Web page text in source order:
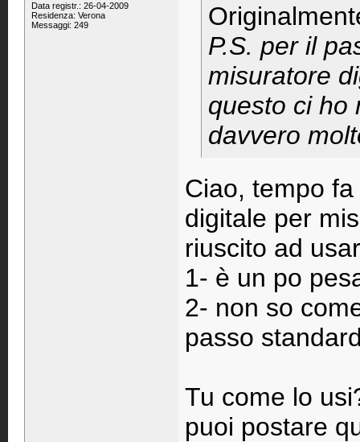
Data registr.: 26-04-2009
Residenza: Verona
Messaggi: 249
P.S. per il
misuratore
questo ci ho
davvero
Ciao, tempo
digitale per
riuscito ad
1- è un po
2- non so
passo
Tu come lo
puoi postare